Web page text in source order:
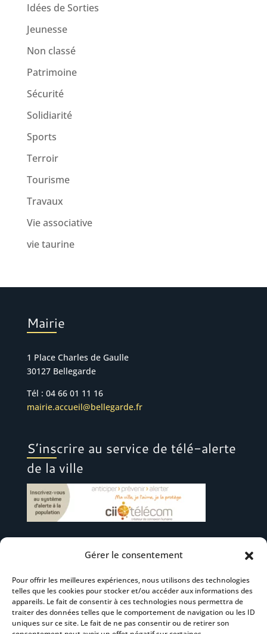
Gérer le consentement
Pour offrir les meilleures expériences, nous utilisons des technologies
telles que les cookies pour stocker et/ou accéder aux informations des
appareils. Le fait de consentir à ces technologies nous permettra de
traiter des données telles que le comportement de navigation ou les ID
uniques sur ce site. Le fait de ne pas consentir ou de retirer son
Idées de Sorties
Jeunesse
Non classé
Patrimoine
Sécurité
Solidiarité
Sports
Terroir
Tourisme
Travaux
Vie associative
vie taurine
Mairie
1 Place Charles de Gaulle
30127 Bellegarde
Tél : 04 66 01 11 16
mairie.accueil@bellegarde.fr
S’inscrire au service de télé-alerte
de la ville
Suivez-nous